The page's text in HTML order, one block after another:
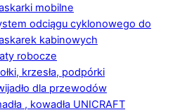
mobilne
odciągu cyklonowego do
kabinowych
robocze
krzesła, podpórki
dla przewodów
, kowadła UNICRAFT